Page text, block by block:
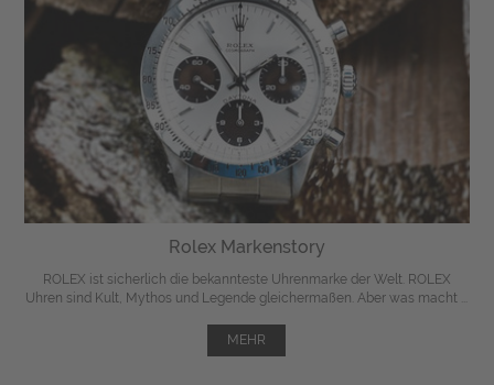
Rolex Markenstory
ROLEX ist sicherlich die bekannteste Uhrenmarke der Welt. ROLEX
Uhren sind Kult, Mythos und Legende gleichermaßen. Aber was macht ...
MEHR